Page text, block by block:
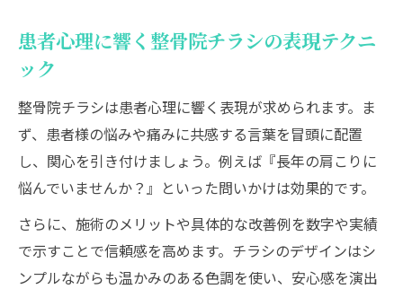
患者心理に響く整骨院チラシの表現テクニ
ック
整骨院チラシは患者心理に響く表現が求められます。ま
ず、患者様の悩みや痛みに共感する言葉を冒頭に配置
し、関心を引き付けましょう。例えば『長年の肩こりに
悩んでいませんか？』といった問いかけは効果的です。
さらに、施術のメリットや具体的な改善例を数字や実績
で示すことで信頼感を高めます。チラシのデザインはシ
ンプルながらも温かみのある色調を使い、安心感を演出